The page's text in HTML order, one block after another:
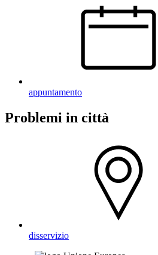
appuntamento
Problemi in città
disservizio